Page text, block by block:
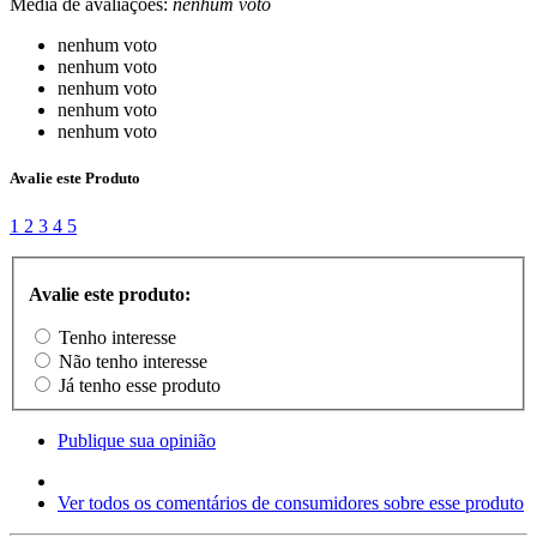
Média de avaliações: nenhum voto
nenhum voto
nenhum voto
nenhum voto
nenhum voto
nenhum voto
Avalie este Produto
1 2 3 4 5
Avalie este produto:
Tenho interesse
Não tenho interesse
Já tenho esse produto
Publique sua opinião
Ver todos os comentários de consumidores sobre esse produto